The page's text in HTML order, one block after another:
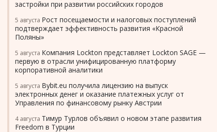
застройки при развитии российских городов
5 августа Рост посещаемости и налоговых поступлений
подтверждает эффективность развития «Красной
Поляны»
5 августа Компания Lockton представляет Lockton SAGE —
первую в отрасли унифицированную платформу
корпоративной аналитики
5 августа Bybit.eu получила лицензию на выпуск
электронных денег и оказание платежных услуг от
Управления по финансовому рынку Австрии
4 августа Тимур Турлов объявил о новом этапе развития
Freedom в Турции